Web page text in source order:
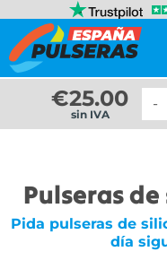
€25.00
sin IVA
Pulseras
Pida pulseras de
día